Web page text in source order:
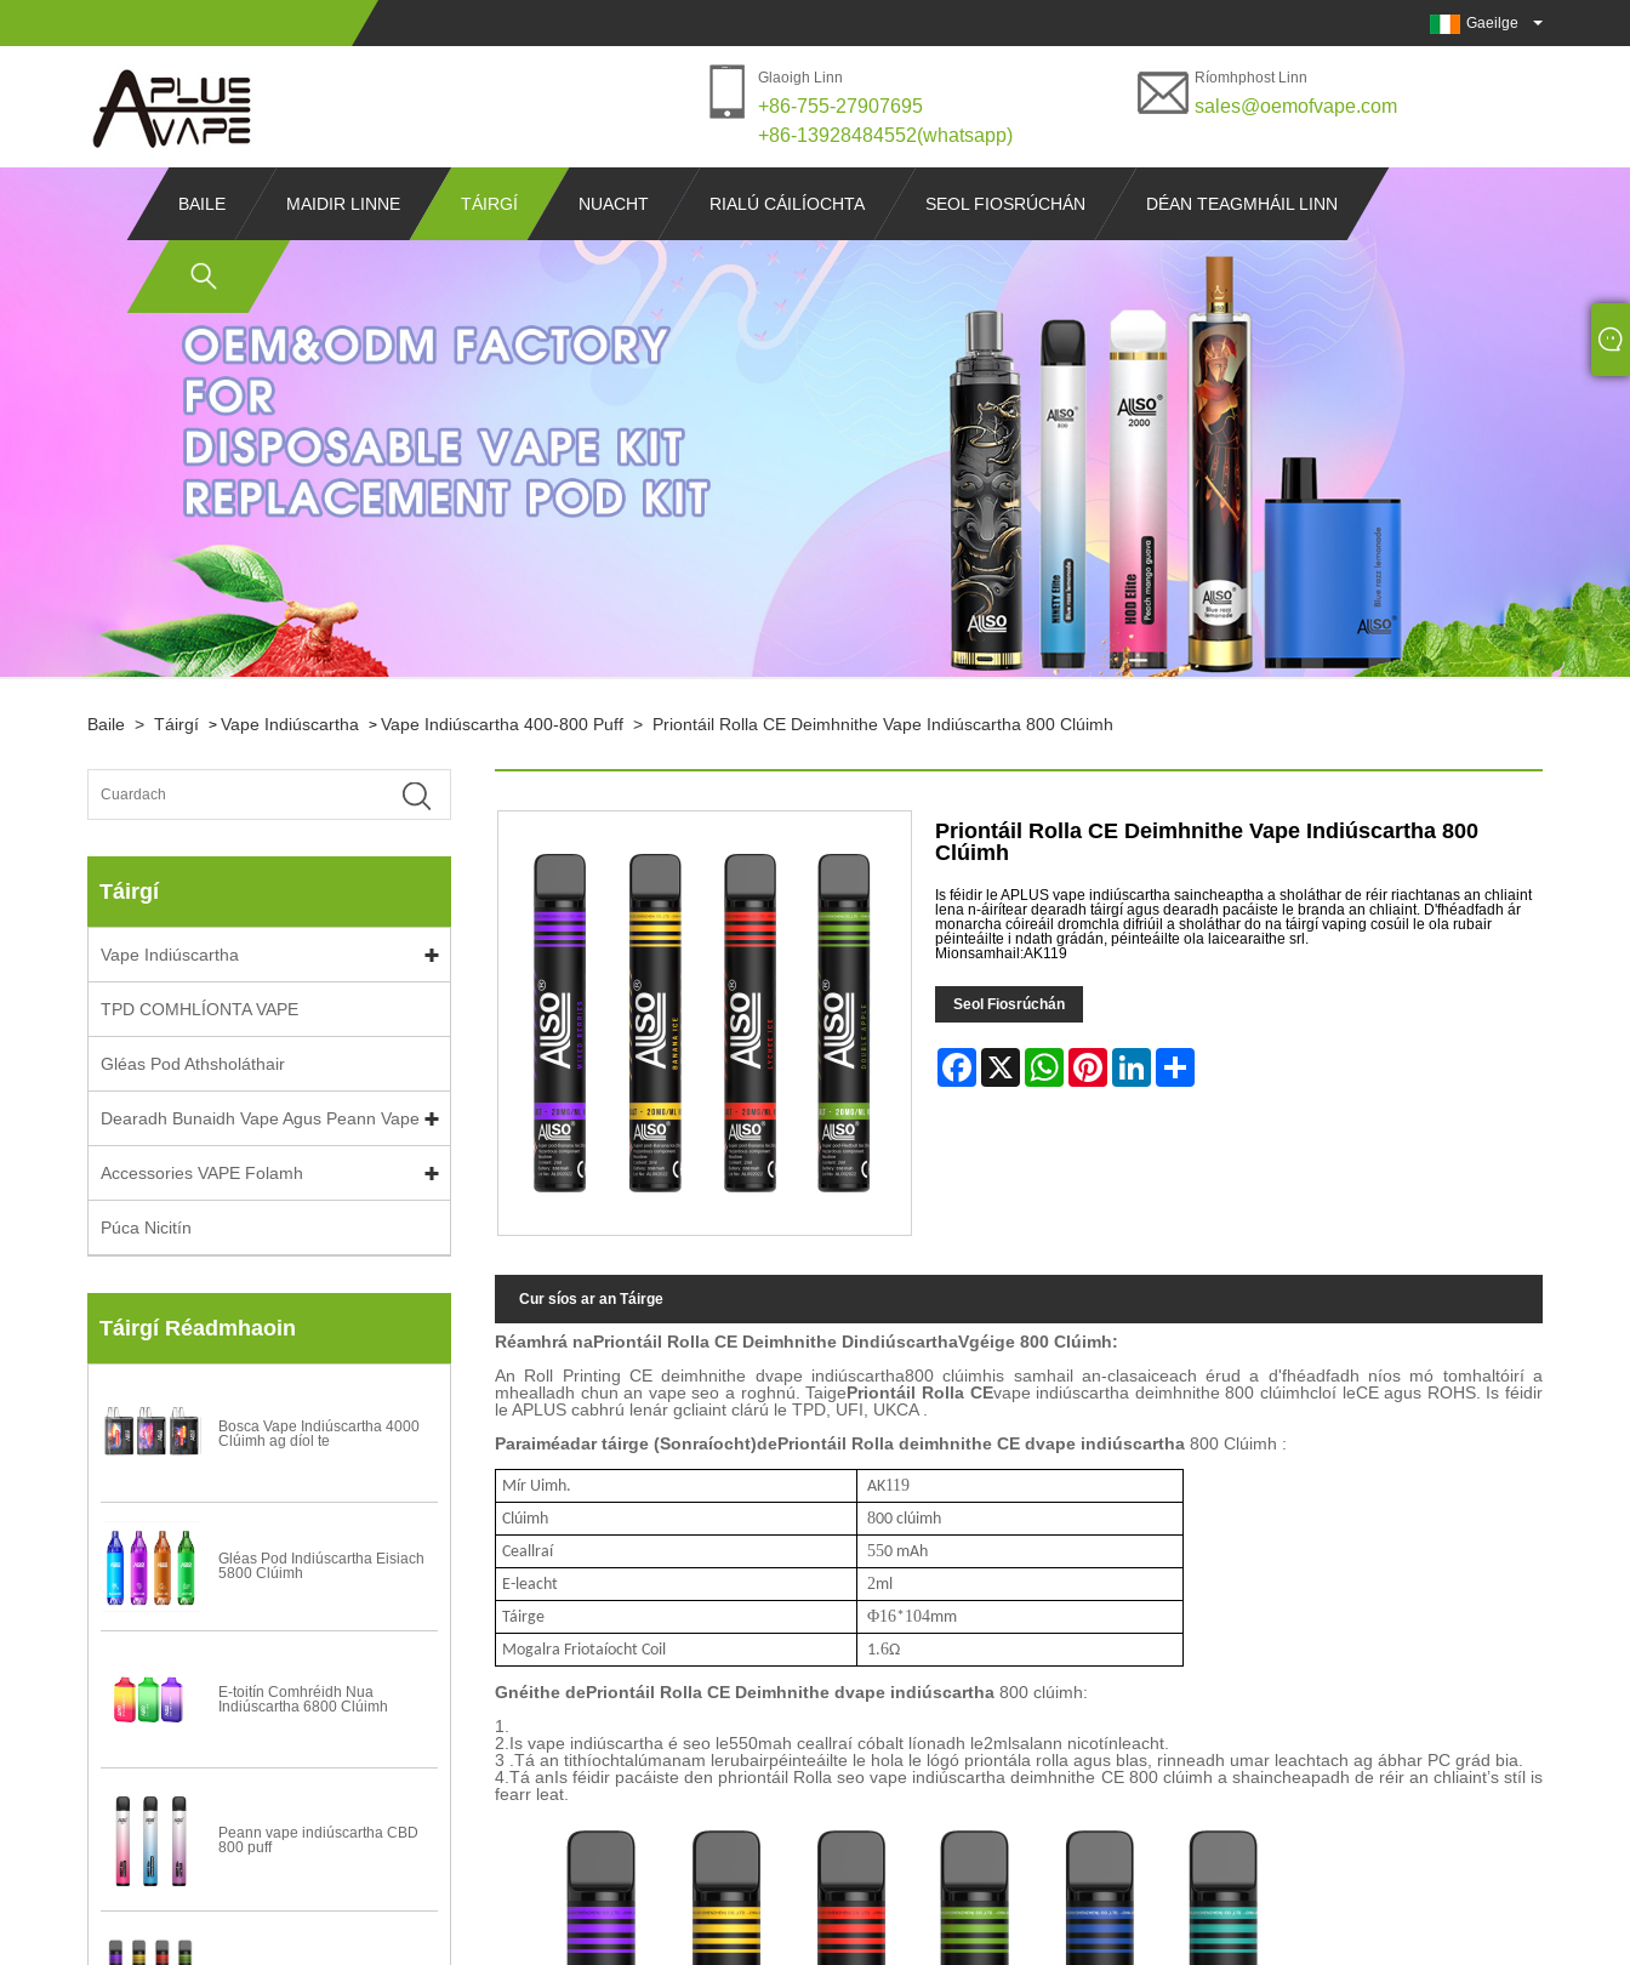
Gaeilge
Glaoigh Linn
+86-755-27907695
+86-13928484552(whatsapp)
Ríomhphost Linn
sales@oemofvape.com
BAILE MAIDIR LINNE TÁIRGÍ NUACHT RIALÚ CÁILÍOCHTA SEOL FIOSRÚCHÁN DÉAN TEAGMHÁIL LINN
Baile > Táirgí > Vape Indiúscartha > Vape Indiúscartha 400-800 Puff > Priontáil Rolla CE Deimhnithe Vape Indiúscartha 800 Clúimh
Táirgí
Vape Indiúscartha
TPD COMHLÍONTA VAPE
Gléas Pod Athsholáthair
Dearadh Bunaidh Vape Agus Peann Vape
Accessories VAPE Folamh
Púca Nicitín
Táirgí Réadmhaoin
Bosca Vape Indiúscartha 4000
Clúimh ag díol te
Gléas Pod Indiúscartha Eisiach
5800 Clúimh
E-toitín Comhréidh Nua
Indiúscartha 6800 Clúimh
Peann vape indiúscartha CBD
800 puff
Priontáil Rolla CE Deimhnithe Vape Indiúscartha 800
Clúimh
Is féidir le APLUS vape indiúscartha saincheaptha a sholáthar de réir riachtanas an chliaint
lena n-áirítear dearadh táirgí agus dearadh pacáiste le branda an chliaint. D'fhéadfadh ár
monarcha cóireáil dromchla difriúil a sholáthar do na táirgí vaping cosúil le ola rubair
péinteáilte i ndath grádán, péinteáilte ola laicearaithe srl.
Mionsamhail:AK119
Seol Fiosrúchán
Facebook WhatsAppPinterestLinkedIn
Cur síos ar an Táirge
Réamhrá naPriontáil Rolla CE Deimhnithe DindiúscarthaVgéige 800 Clúimh:
An Roll Printing CE deimhnithe dvape indiúscartha800 clúimhis samhail an-clasaiceach érud a d'fhéadfadh níos mó tomhaltóirí a
mhealladh chun an vape seo a roghnú.TaigePriontáil Rolla CEvape indiúscartha deimhnithe 800 clúimhcloí leCE agus ROHS. Is féidir
le APLUS cabhrú lenár gcliaint clárú le TPD, UFI, UKCA .
Paraiméadar táirge (Sonraíocht)dePriontáil Rolla deimhnithe CE dvape indiúscartha 800 Clúimh :
Mír Uimh. AK119
Clúimh
800 clúimh
Ceallraí
550 mAh
E-leacht
2ml
Táirge
Φ16*104mm
Mogalra Friotaíocht Coil
1.6Ω
Gnéithe dePriontáil Rolla CE Deimhnithe dvape indiúscartha 800 clúimh:
1.
2.Is vape indiúscartha é seo le550mah ceallraí cóbalt líonadh le2mlsalann nicotínleacht.
3 .Tá an tithíochtalúmanam lerubairpéinteáilte le hola le lógó priontála rolla agus blas, rinneadh umar leachtach ag ábhar PC grád bia.
4.Tá anIs féidir pacáiste den phriontáil Rolla seo vape indiúscartha deimhnithe CE 800 clúimh a shaincheapadh de réir an chliaint’s stíl is
fearr leat.